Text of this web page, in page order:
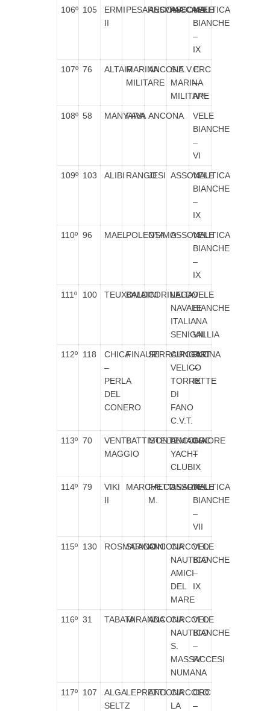
106º 105
ERMI
II
PESARESI/PACCAPELI
ANCONAASSONAUTICA
VELE
BIANCHE
–
IX
107º 76 ALTAIRMARINA
MILITARE
ANCONAS.E.V.E.
MARINA
MILITARE
CRC
–
IVª
108º 58 MANYARA
FAVA ANCONA
VELE
BIANCHE
–
VI
109º 103 ALIBI RANGOJESI ASSONAUTICA
VELE
BIANCHE
–
IX
110º 96 MAELPOLENTA
OSIMOASSONAUTICA
VELE
BIANCHE
–
IX
111º 100 TEUXOMAI
BALDINICORINALDO
LEGA
NAVALE
ITALIANA
SENIGALLIA
VELE
BIANCHE
–
VIII
112º 118
CHICA
–
PERLA
DEL
CONERO
FINAURISERRAUNGARINA
CIRCOLO
VELICO
TORRETTE
DI
FANO
C.V.T.
RGT
–
IX
113º 70
VENTI
MAGGIO
BATTISTELLI
MONTEMAGGIORE
ANCONA
YACHT
CLUB
CRC
–
IX
114º 79
VIKI
II
MARCHETTI
FALCONARA
M.
ASSONAUTICA
VELE
BIANCHE
–
VII
115º 130 ROSMARINO
SCACCINIANCONACIRCOLO
NAUTICO
AMICI
DEL
MARE
VELE
BIANCHE
–
IX
116º 31 TABATAMIRANDAANCONACIRCOLO
NAUTICO
S.
MASSACCESI
NUMANA
VELE
BIANCHE
–
IV
117º 107
ALGA
SELTZ
LEPRETTIANCONACIRCOLO
LA
CRC
–